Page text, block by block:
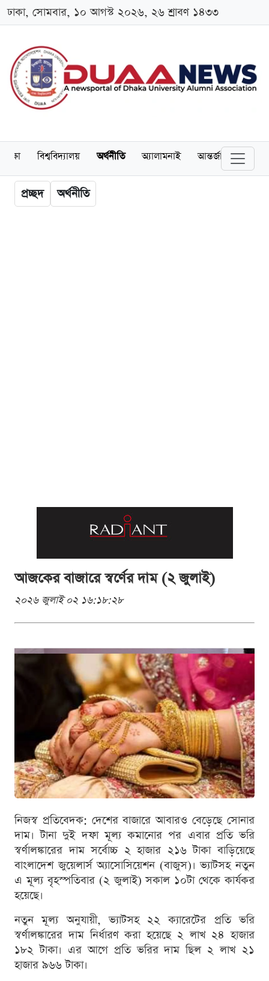
ঢাকা, সোমবার, ১০ আগস্ট ২০২৬, ২৬ শ্রাবণ ১৪৩৩
শিক্ষা বিশ্ববিদ্যালয় অর্থনীতি অ্যালামনাই আন্তর্জাতিক
প্রচ্ছদ অর্থনীতি
আজকের বাজারে স্বর্ণের দাম (২ জুলাই)
২০২৬ জুলাই ০২ ১৬:১৮:২৮
নিজস্ব প্রতিবেদক: দেশের বাজারে আবারও বেড়েছে সোনার
দাম। টানা দুই দফা মূল্য কমানোর পর এবার প্রতি ভরি
স্বর্ণালঙ্কারের দাম সর্বোচ্চ ২ হাজার ২১৬ টাকা বাড়িয়েছে
বাংলাদেশ জুয়েলার্স অ্যাসোসিয়েশন (বাজুস)। ভ্যাটসহ নতুন
এ মূল্য বৃহস্পতিবার (২ জুলাই) সকাল ১০টা থেকে কার্যকর
হয়েছে।
নতুন মূল্য অনুযায়ী, ভ্যাটসহ ২২ ক্যারেটের প্রতি ভরি
স্বর্ণালঙ্কারের দাম নির্ধারণ করা হয়েছে ২ লাখ ২৪ হাজার
১৮২ টাকা। এর আগে প্রতি ভরির দাম ছিল ২ লাখ ২১
হাজার ৯৬৬ টাকা।